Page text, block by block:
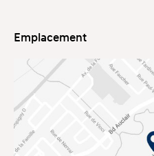
Emplacement